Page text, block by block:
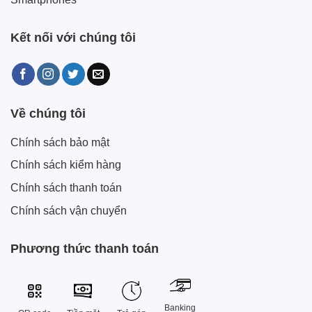
Kết nối với chúng tôi
Về chúng tôi
Chính sách bảo mật
Chính sách kiểm hàng
Chính sách thanh toán
Chính sách vận chuyển
Phương thức thanh toán
Banking